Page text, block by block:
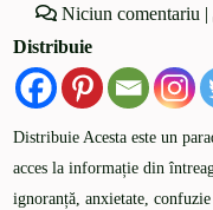
Niciun comentariu |
Distribuie
Distribuie Acesta este un
acces la informație din
ignoranță, anxietate,